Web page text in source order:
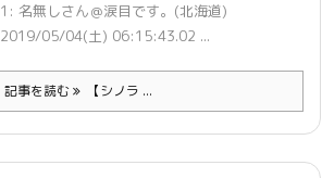
1: 名無しさん＠涙目です。(北海道)
2019/05/04(土) 06:15:43.02 ...
記事を読む 【シノラ ...